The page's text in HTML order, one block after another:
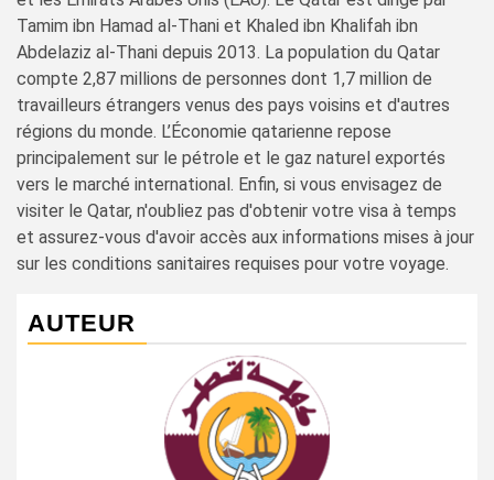
Tamim ibn Hamad al-Thani et Khaled ibn Khalifah ibn
Abdelaziz al-Thani depuis 2013. La population du Qatar
compte 2,87 millions de personnes dont 1,7 million de
travailleurs étrangers venus des pays voisins et d'autres
régions du monde. L’Économie qatarienne repose
principalement sur le pétrole et le gaz naturel exportés
vers le marché international. Enfin, si vous envisagez de
visiter le Qatar, n'oubliez pas d'obtenir votre visa à temps
et assurez-vous d'avoir accès aux informations mises à jour
sur les conditions sanitaires requises pour votre voyage.
AUTEUR